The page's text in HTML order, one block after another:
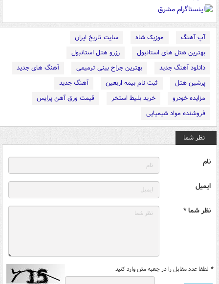
آپ آهنگ موزیک شاه
سایت تاریخ ایران
بهترین هتل های استانبول
رزرو هتل استانبول
دانلود آهنگ جدید
بهترین جراح بینی ترمیمی
آهنگ های جدید
پرشین هتل
ثبت نام بیمه اربعین
آهنگ جدید
مزایده خودرو
خرید بلیط استخر
قیمت ورق آهن پرایس
فروشنده مواد شیمیایی
نظر شما
نام
ایمیل
نظر شما *
* لطفا عدد مقابل را در جعبه متن وارد کنید